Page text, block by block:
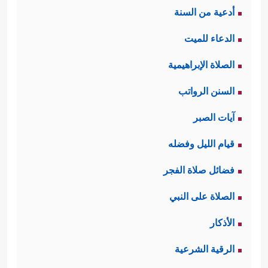
محمودٌ؛ لما فيه من إظهار الضعف أمام
الخالق ـ، وطلب العون والمدد منه، فأتى
جوابُ الله لهما بما يُثبِّت قلبَيهما:
تَخَافَاۤۖ إِنَّنِی مَعَكُمَاۤ أَسۡمَعُ وَأَرَىٰ﴾
العذاب والسماح لهم بالسَّيْر معهما
﴿فَأَرۡسِلۡ مَعَنَا بَنِیۤ إِسۡرَ ٰ⁠ۤءِیلَ وَلَا تُعَذِّبۡهُمۡۖ﴾
أدعية من السنة
الدعاء للميت
الصلاة الإبراهيمية
السنن الرواتب
آيات الصبر
قيام الليل وفضله
فضائل صلاة الفجر
الصلاة على النبي
الأذكار
الرقية الشرعية